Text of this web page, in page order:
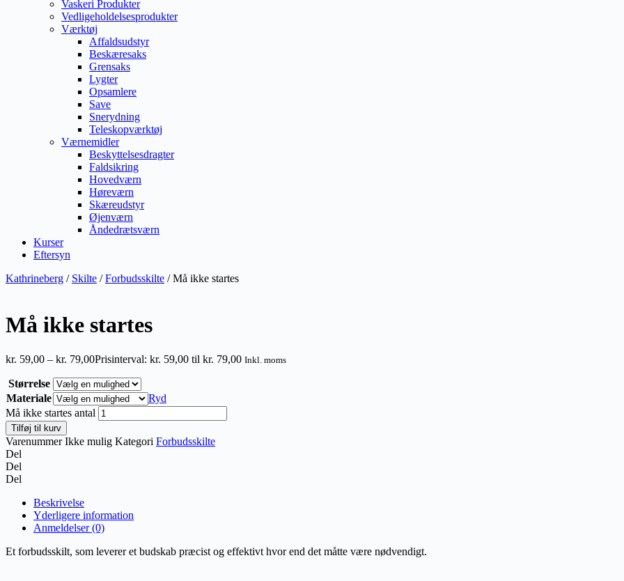
Vaskeri Produkter
Vedligeholdelsesprodukter
Værktøj
Affaldsudstyr
Beskæresaks
Grensaks
Lygter
Opsamlere
Save
Snerydning
Teleskopværktøj
Værnemidler
Beskyttelsesdragter
Faldsikring
Hovedværn
Høreværn
Skæreudstyr
Øjenværn
Åndedrætsværn
Kurser
Eftersyn
Kathrineberg / Skilte /Forbudsskilte / Må ikke startes
Må ikke startes
kr. 59,00 – kr. 79,00Prisinterval: kr. 59,00 til kr. 79,00 Inkl. moms
Størrelse
Materiale
Ryd
Må ikke startes antal
Tilføj til kurv
VarenummerIkke mulig Kategori Forbudsskilte
Del
Del
Del
Beskrivelse
Yderligere information
Anmeldelser (0)
Et forbudsskilt, som leverer et budskab præcist og effektivt hvor end det måtte være nødvendigt.